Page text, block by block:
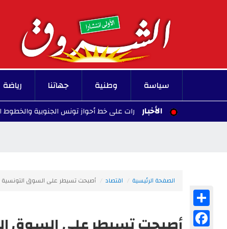
سياسة وطنية جهاتنا رياضة
الأخبار
تعطل حركة القطارات على خط أحواز تونس الجنوبية والخطوط البعيدة
الصفحة الرئيسية اقتصاد أصبحت تسيطر على السوق التونسية
Facebook